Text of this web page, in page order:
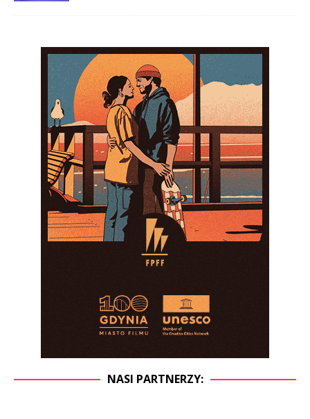
NASI PARTNERZY: